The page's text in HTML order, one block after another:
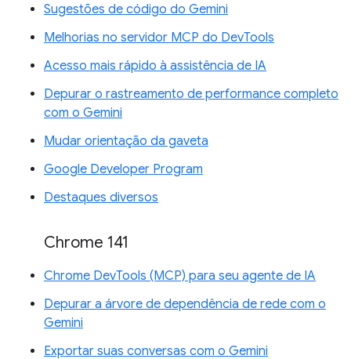
Sugestões de código do Gemini
Melhorias no servidor MCP do DevTools
Acesso mais rápido à assistência de IA
Depurar o rastreamento de performance completo
com o Gemini
Mudar orientação da gaveta
Google Developer Program
Destaques diversos
Chrome 141
Chrome DevTools (MCP) para seu agente de IA
Depurar a árvore de dependência de rede com o
Gemini
Exportar suas conversas com o Gemini